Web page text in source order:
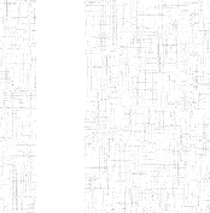
Afficher
Début
Suivant